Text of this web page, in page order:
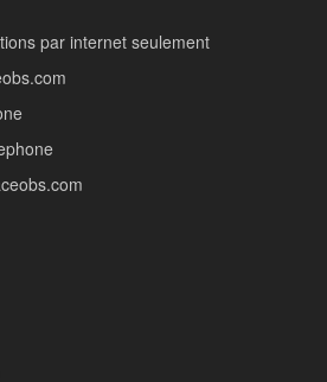
par internet seulement